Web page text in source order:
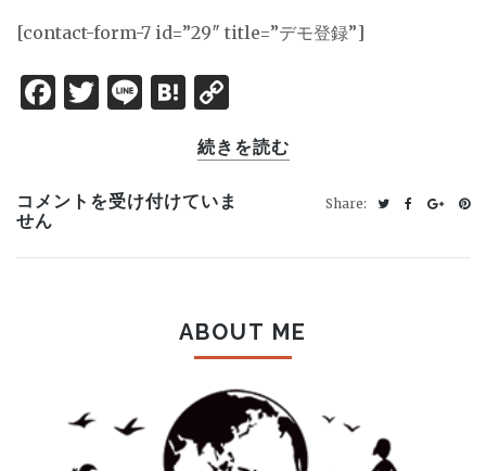
[contact-form-7 id=”29″ title=”デモ登録”]
Facebook
Twitter
LineHatena
Link
続きを読む
世
界
カ
コメントを受け付けていま
せん
Share:
ABOUT ME